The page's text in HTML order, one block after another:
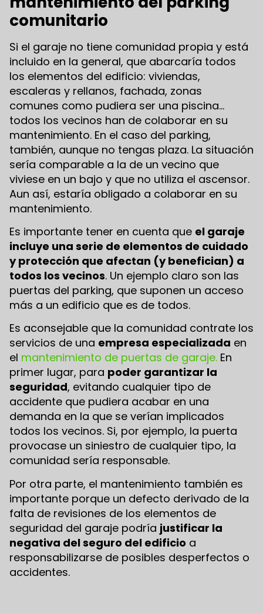
comunitario
Si el garaje no tiene comunidad propia y está
incluido en la general, que abarcaría todos
los elementos del edificio: viviendas,
escaleras y rellanos, fachada, zonas
comunes como pudiera ser una piscina…
todos los vecinos han de colaborar en su
mantenimiento. En el caso del parking,
también, aunque no tengas plaza. La situación
sería comparable a la de un vecino que
viviese en un bajo y que no utiliza el ascensor.
Aun así, estaría obligado a colaborar en su
mantenimiento.
Es importante tener en cuenta que el garaje
incluye una serie de elementos de cuidado
y protección que afectan (y benefician) a
todos los vecinos. Un ejemplo claro son las
puertas del parking, que suponen un acceso
más a un edificio que es de todos.
Es aconsejable que la comunidad contrate los
servicios de una empresa especializada en
el mantenimiento de puertas de garaje. En
primer lugar, para poder garantizar la
seguridad, evitando cualquier tipo de
accidente que pudiera acabar en una
demanda en la que se verían implicados
todos los vecinos. Si, por ejemplo, la puerta
provocase un siniestro de cualquier tipo, la
comunidad sería responsable.
Por otra parte, el mantenimiento también es
importante porque un defecto derivado de la
falta de revisiones de los elementos de
seguridad del garaje podría justificar la
negativa del seguro del edificio a
responsabilizarse de posibles desperfectos o
accidentes.